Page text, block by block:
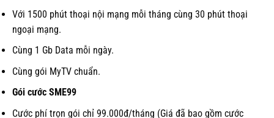
Với 1500 phút thoại nội mạng mỗi tháng cùng 30 phút thoại
ngoại mạng.
Cùng 1 Gb Data mỗi ngày.
Cùng gói MyTV chuẩn.
Gói cước SME99
Cước phí trọn gói chỉ 99.000đ/tháng (Giá đã bao gồm cước